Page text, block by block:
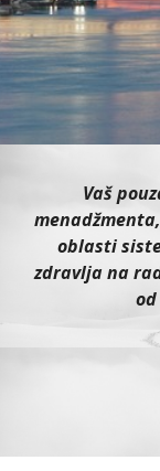
Vaš
oblasti
zdravlja na